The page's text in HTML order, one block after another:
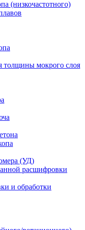
(низкочастотного)
толщины мокрого слоя
(УД)
расшифровки
и обработки